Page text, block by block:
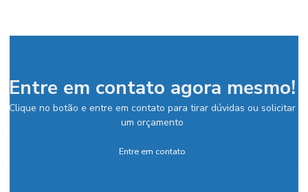
Entre em contato agora mesmo!
Clique no botão e entre em contato para tirar dúvidas ou solicitar
um orçamento
Entre em contato